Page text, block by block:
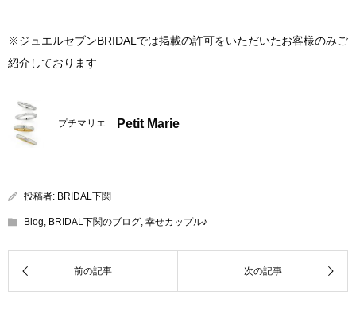
※ジュエルセブンBRIDALでは掲載の許可をいただいたお客様のみご
紹介しております
プチマリエ Petit Marie
投稿者: BRIDAL下関
Blog, BRIDAL下関のブログ, 幸せカップル♪